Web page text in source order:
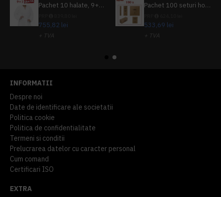
Pachet 10 halate, 9+1 gratuit
755,82 lei
+ TVA
Pachet 100 seturi hoteliere, set dentar, set barbierit, casca de dus, pila unghii, set cusut
533,69 lei
+ TVA
INFORMATII
Despre noi
Date de identificare ale societatii
Politica cookie
Politica de confidentialitate
Termeni si conditii
Prelucrarea datelor cu caracter personal
Cum comand
Certificari ISO
EXTRA